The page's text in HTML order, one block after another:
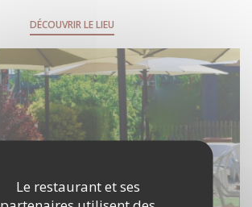
Le restaurant et ses
DÉCOUVRIR LE LIEU